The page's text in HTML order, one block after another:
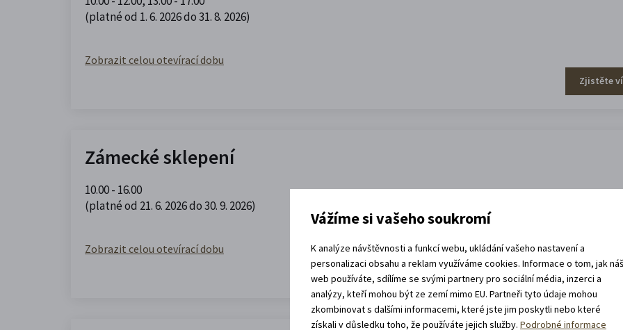
(platné od 1. 6. 2026 do 31. 8. 2026)
Zobrazit celou otevírací dobu
Zjistěte
Zámecké sklepení
10.00 - 16.00
(platné od 21. 6. 2026 do 30. 9. 2026)
Zobrazit celou otevírací dobu
Zjistěte
Vážíme si vašeho soukromí
K analýze návštěvnosti a funkcí webu, ukládání vašeho nastavení a
personalizaci obsahu a reklam využíváme cookies. Informace o tom, jak
web používáte, sdílíme se svými partnery pro sociální média, inzerci a
analýzy, kteří mohou být ze zemí mimo EU. Partneři tyto údaje mohou
zkombinovat s dalšími informacemi, které jste jim poskytli nebo které
získali v důsledku toho, že používáte jejich služby.Podrobné informace